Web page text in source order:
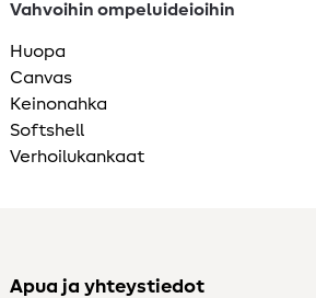
Vahvoihin ompeluideioihin
Huopa
Canvas
Keinonahka
Softshell
Verhoilukankaat
Apua ja yhteystiedot